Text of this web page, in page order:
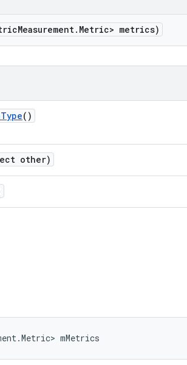
Measurement. Metric> metrics)
Type()
other)
mMetrics